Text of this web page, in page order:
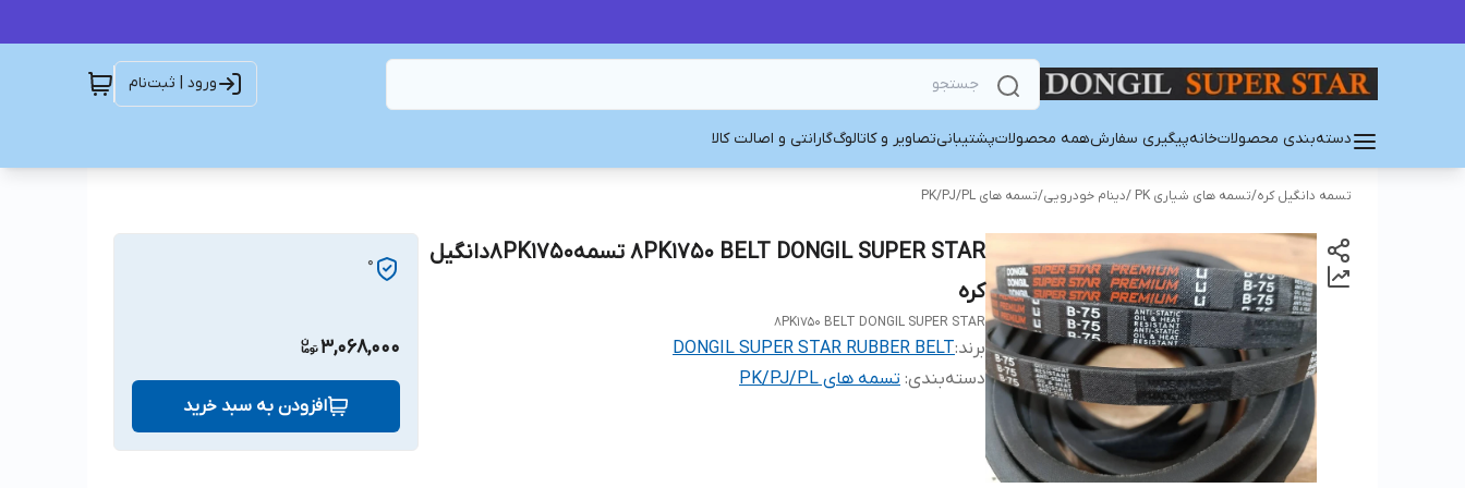
ورود | ثبت‌نام
دسته‌بندی محصولاتخانهپیگیری سفارشهمه محصولاتپشتیبانیتصاویر و کاتالوگگارانتی و اصالت کالا
تسمه دانگیل کره/تسمه های شیاری PK /دینام خودرویی /تسمه های PK/PJ/PL
8PK1750 BELT DONGIL SUPER STAR تسمه8PK1750دانگیل
کره
8PK1750 BELT DONGIL SUPER STAR
برند:DONGIL SUPER STAR RUBBER BELT
دسته‌بندی: تسمه های PK/PJ/PL
0
3,068,000
افزودن به سبد خرید